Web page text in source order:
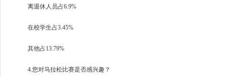
离退休人员占6.9%
在校学生占3.45%
其他占13.79%
4.您对马拉松比赛是否感兴趣？